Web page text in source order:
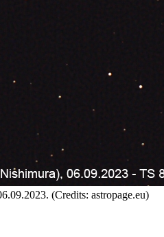
(Credits: astropage.eu)